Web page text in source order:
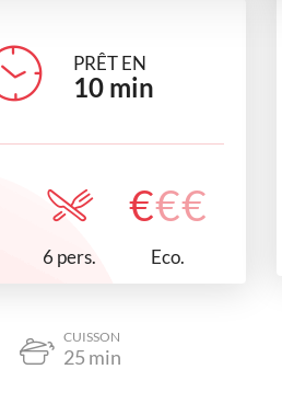
PRÊT EN
10 min
6 pers.
€€€
Eco.
CUISSON
25 min